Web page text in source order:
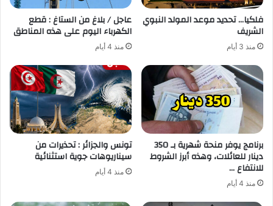
فلكيا… تحديد موعد المولد النبوي
الشريف
منذ 3 أيام
عاجل / بلاغ من الستاغ : قطع
الكهرباء اليوم على هذه المناطق
منذ 4 أيام
برنامج يوفر منحة شهرية بـ 350
دينار للعائلات، وهذه أبرز الشروط
للانتفاع …
منذ 4 أيام
تونس والجزائر : تحذيرات من
سيناريوهات جوية استثنائية
منذ 4 أيام